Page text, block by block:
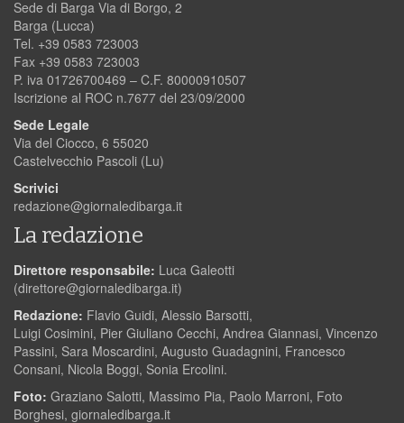
Sede di Barga Via di Borgo, 2
Barga (Lucca)
Tel. +39 0583 723003
Fax +39 0583 723003
P. iva 01726700469 – C.F. 80000910507
Iscrizione al ROC n.7677 del 23/09/2000
Sede Legale
Via del Ciocco, 6 55020
Castelvecchio Pascoli (Lu)
Scrivici
redazione@giornaledibarga.it
La redazione
Direttore responsabile: Luca Galeotti
(direttore@giornaledibarga.it)
Redazione: Flavio Guidi, Alessio Barsotti,
Luigi Cosimini, Pier Giuliano Cecchi, Andrea Giannasi, Vincenzo
Passini, Sara Moscardini, Augusto Guadagnini, Francesco
Consani, Nicola Boggi, Sonia Ercolini.
Foto: Graziano Salotti, Massimo Pia, Paolo Marroni, Foto
Borghesi, giornaledibarga.it